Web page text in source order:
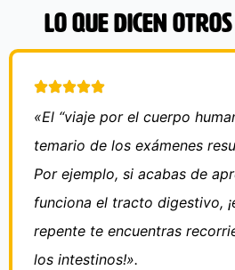
Lo que dicen
«El “viaje por el cuerpo
temario de los exámenes
Por ejemplo, si acabas de
funciona el tracto digestivo,
repente te encuentras
los intestinos!».